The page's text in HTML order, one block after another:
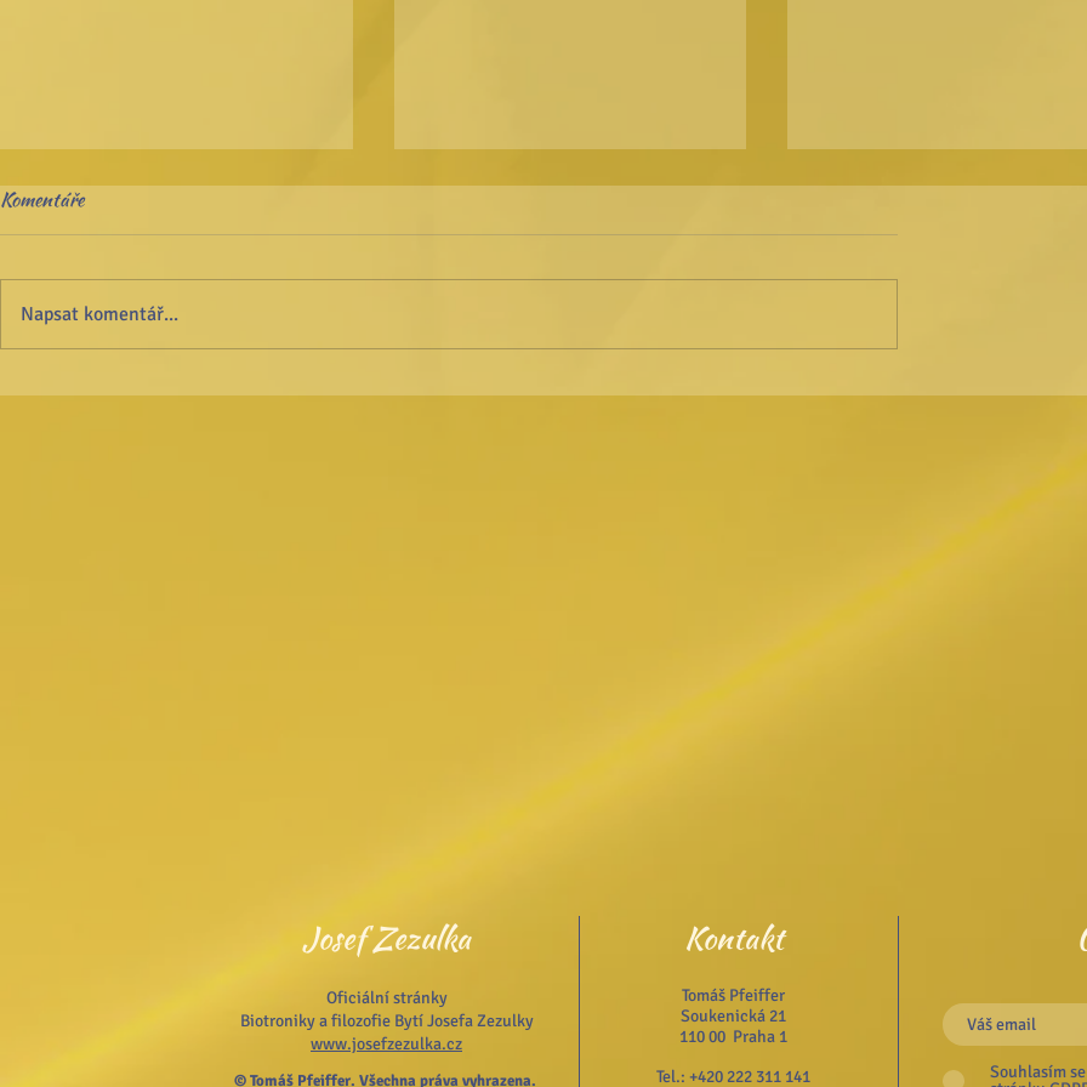
Nejvyšší otázka člověka: Hledání
BYTÍ – životní filosofie v
Mezinárodní kongres zdraví
Komentáře
Napsat komentář...
Josef Zezulka
Oficiální stránky
Biotroniky a filozofie Bytí Josefa Zezulky
www.josefzezulka.cz
© Tomáš Pfeiffer. Všechna práva vyhrazena.
Kontakt
Tomáš Pfeiffer
Soukenická 21
110 00 Praha 1
Tel.: +420 222 311 141
Souhlasím